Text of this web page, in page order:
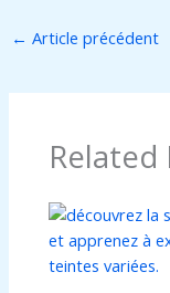
← Article précédent
Related